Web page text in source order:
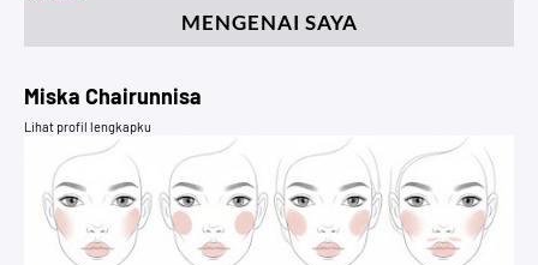
MENGENAI SAYA
Miska Chairunnisa
Lihat profil lengkapku